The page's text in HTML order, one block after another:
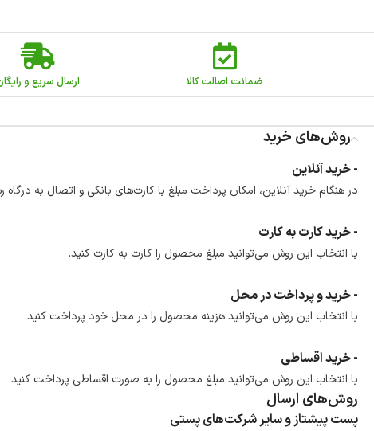
ضمانت اصالت کالا ارسال سریع و
روش‌های خرید
- خرید آنلاین
در هنگام خرید آنلاین، امکان پرداخت مبلغ با کارت‌های بانکی و اتصال به
- خرید کارت به کارت
با انتخاب این روش می‌توانید مبلغ محصول را کارت به کارت کنید.
- خرید و پرداخت در محل
با انتخاب این روش می‌توانید هزینه محصول را در محل خود پرداخت کنید.
- خرید اقساطی
با انتخاب این روش می‌توانید مبلغ محصول را به صورت اقساطی پرداخت کنید.
روش‌های ارسال
پست پیشتاز و سایر شرکت‌های پستی